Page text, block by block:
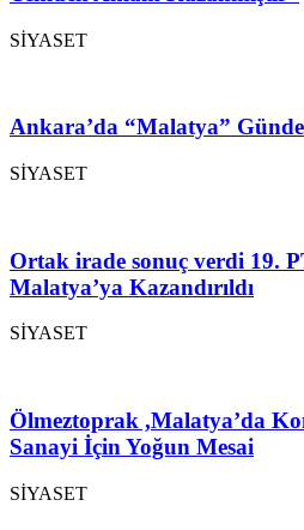
SİYASET
Ankara’da “Malatya”
SİYASET
Ortak irade sonuç verdi 19.
Malatya’ya Kazandırıldı
SİYASET
Ölmeztoprak ,Malatya’da
Sanayi İçin Yoğun Mesai
SİYASET